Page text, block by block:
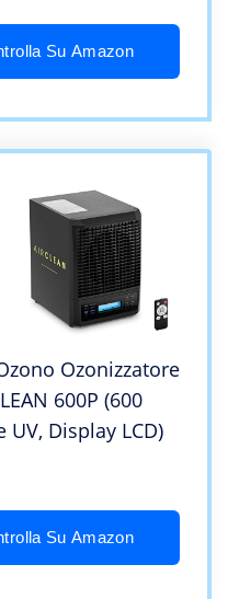
Su Amazon
Ozonizzatore
600P (600
Display LCD)
Su Amazon